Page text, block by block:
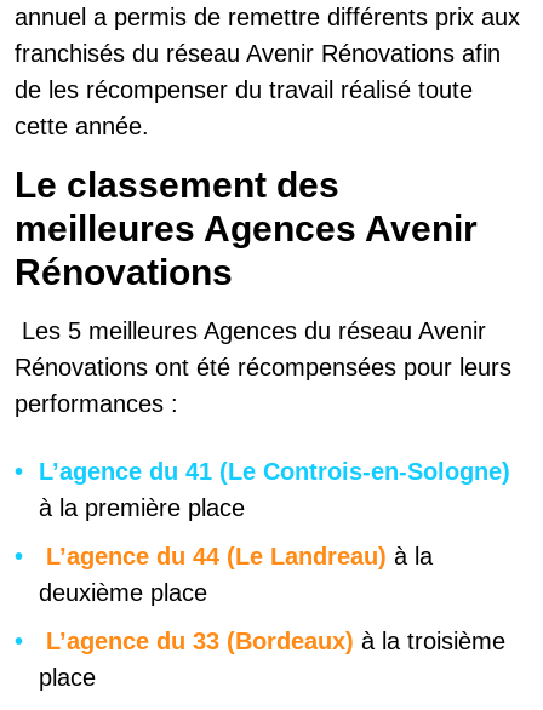
annuel a permis de remettre différents prix aux
franchisés du réseau Avenir Rénovations afin
de les récompenser du travail réalisé toute
cette année.
Le classement des
meilleures Agences Avenir
Rénovations
Les 5 meilleures Agences du réseau Avenir
Rénovations ont été récompensées pour leurs
performances :
L’agence du 41 (Le Controis-en-Sologne)
à la première place
L’agence du 44 (Le Landreau) à la
deuxième place
L’agence du 33 (Bordeaux) à la troisième
place